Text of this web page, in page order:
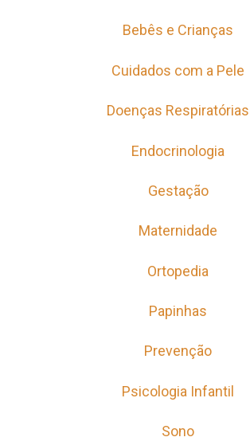
Bebês e Crianças
Cuidados com a Pele
Doenças Respiratórias
Endocrinologia
Gestação
Maternidade
Ortopedia
Papinhas
Prevenção
Psicologia Infantil
Sono